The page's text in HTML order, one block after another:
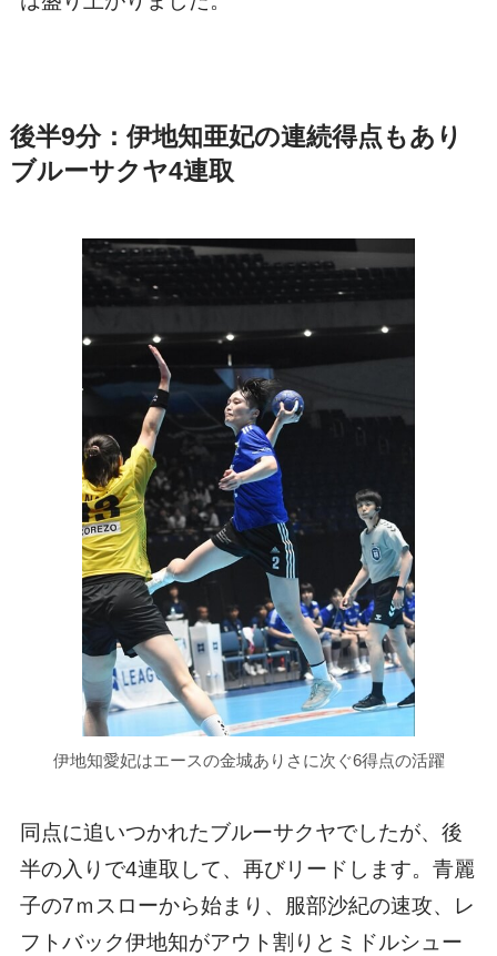
後半9分：伊地知亜妃の連続得点もあり
ブルーサクヤ4連取
伊地知愛妃はエースの金城ありさに次ぐ6得点の活躍
同点に追いつかれたブルーサクヤでしたが、後
半の入りで4連取して、再びリードします。青麗
子の7ｍスローから始まり、服部沙紀の速攻、レ
フトバック伊地知がアウト割りとミドルシュー